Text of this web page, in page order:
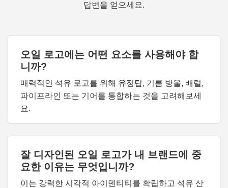
답변을 얻으세요.
오일 로고에는 어떤 요소를 사용해야 합
니까?
매력적인 석유 로고를 위해 유정탑, 기름 방울, 배럴,
파이프라인 또는 기어를 통합하는 것을 고려해보세
요.
잘 디자인된 오일 로고가 내 브랜드에 중
요한 이유는 무엇입니까?
이는 강력한 시각적 아이덴티티를 확립하고 석유 산